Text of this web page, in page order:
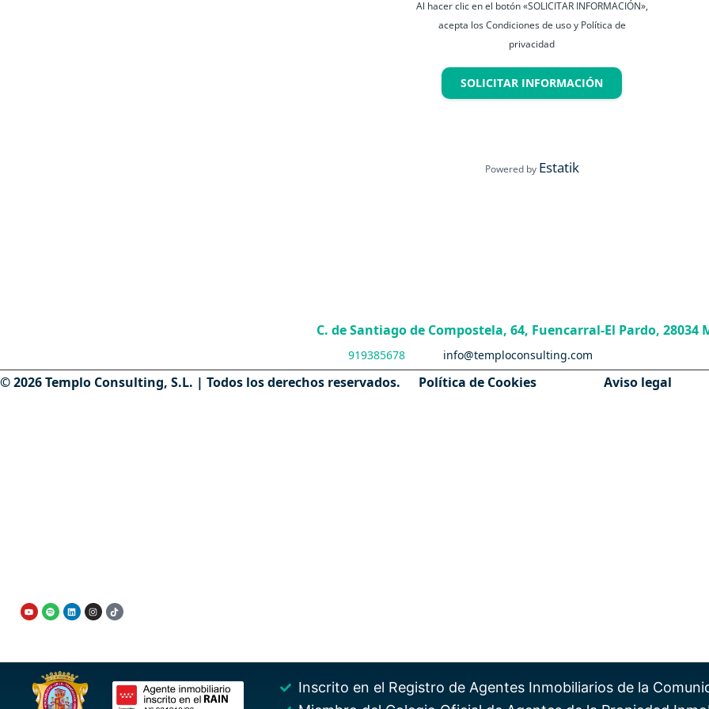
Al hacer clic en el botón «SOLICITAR INFORMACIÓN»,
acepta los Condiciones de uso y Política de
privacidad
SOLICITAR INFORMACIÓN
Powered by Estatik
C. de Santiago de Compostela, 64, Fuencarral-El Pardo, 28034
919385678 info@temploconsulting.com
© 2026 Templo Consulting, S.L. | Todos los derechos reservados. Política de Cookies Aviso legal
Inscrito en el Registro de Agentes Inmobiliarios de la